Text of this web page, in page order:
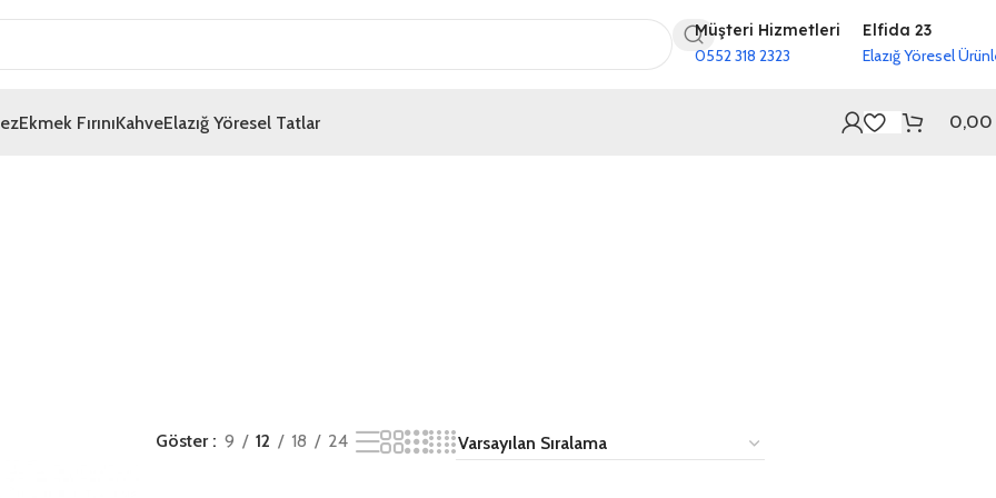
Müşteri Hizmetleri
0552 318 2323
Elfida 23
Elazığ Yöresel
Ekmek FırınıKahveElazığ Yöresel Tatlar 0,00
Göster 9 12 18 24